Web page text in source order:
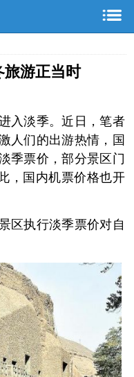
旅游正当时
淡季。近日，笔者
人们的出游热情，国
季票价，部分景区门
，国内机票价格也开
执行淡季票价对自